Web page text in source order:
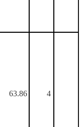
63.86 4